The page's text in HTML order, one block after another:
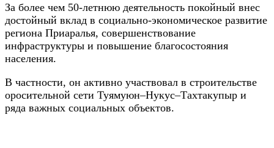
За более чем 50-летнюю деятельность покойный внес
достойный вклад в социально-экономическое развитие
региона Приаралья, совершенствование
инфраструктуры и повышение благосостояния
населения.
В частности, он активно участвовал в строительстве
оросительной сети Туямуюн–Нукус–Тахтакупыр и
ряда важных социальных объектов.